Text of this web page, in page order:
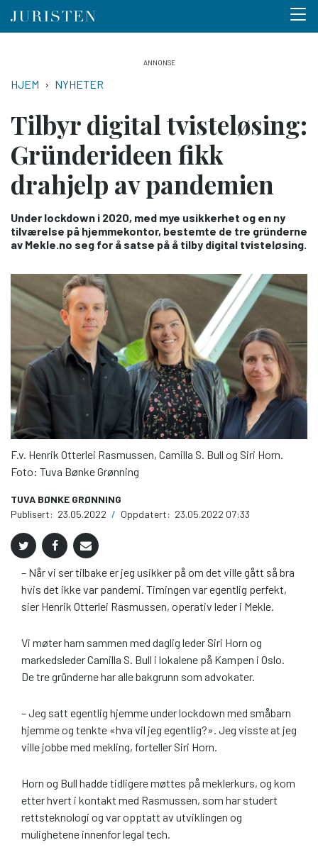
hovedinnhold
Menu
NAVIGASJONSSTI
HJEM NYHETER
Tilbyr digital tviste­løsing:
Gründerideen fikk
drahjelp av pandemien
Under lockdown i 2020, med mye usikkerhet og en ny
tilværelse på hjemme­kontor, bestemte de tre gründerne
av Mekle.no seg for å satse på å tilby digital tvisteløsing.
F.v. Henrik Otterlei Rasmussen, Camilla S. Bull og Siri Horn.
Foto: Tuva Bønke Grønning
TUVA BØNKE GRØNNING
Publisert: 23.05.2022 / Oppdatert: 23.05.2022 07:33
– Når vi ser tilbake er jeg usikker på om det ville gått så bra
hvis det ikke var pandemi. Timingen var egentlig perfekt,
sier Henrik Otterlei Rasmussen, operativ leder i Mekle.
Vi møter ham sammen med daglig leder Siri Horn og
markedsleder Camilla S. Bull i lokalene på Kampen i Oslo.
De tre gründerne har alle bakgrunn som advokater.
– Jeg satt egentlig hjemme under lockdown med småbarn
hjemme og tenkte «hva vil jeg egentlig?». Jeg visste at jeg
ville jobbe med mekling, forteller Siri Horn.
Horn og Bull hadde tidligere møttes på meklerkurs, og kom
etter hvert i kontakt med Rasmussen, som har studert
rettsteknologi og var opptatt av utviklingen og
mulighetene innenfor legal tech.